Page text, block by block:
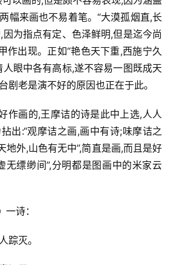
幅来画也不易着笔。“大漠孤烟直,长
因为指点有定、色泽鲜明,但是迄今尚
作出现。正如“艳色天下重,西施宁久
人眼中各有高标,遂不容易一图既成天
剧老是演不好的原因也正在于此。
作画的,王摩诘的诗是此中上选,人人
出:“观摩诘之画,画中有诗;味摩诘之
地外,山色有无中”,简直是画,而且是好
无缥缈间”,分明都是图画中的米家云
诗：
踪灭。